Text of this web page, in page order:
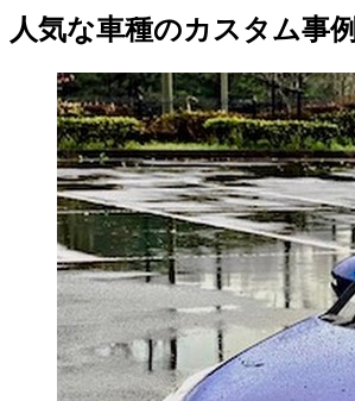
人気な車種のカスタム事例